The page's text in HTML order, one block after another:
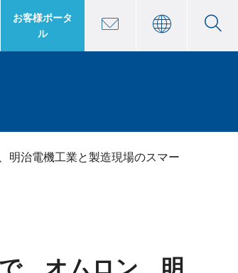
お客様ポータ
ル
明治電機工業と製造現場のスマー